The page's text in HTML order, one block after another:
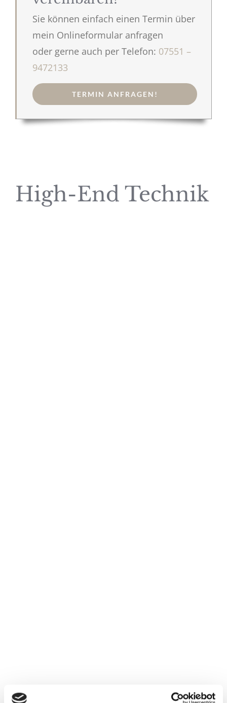
Sie können einfach einen Termin über
mein Onlineformular anfragen
oder gerne auch per Telefon: 07551 –
9472133
TERMIN ANFRAGEN!
High-End Technik